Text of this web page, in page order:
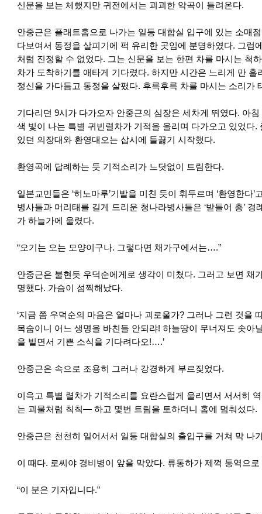
신문을 보는 체했지만 귀전에서는 괴괴한 악곡이 들려온다.
안중근은 플래트홈으로 나가는 일등 대합실 입구에 있는 소매
다보여서 동정을 살피기에 퍽 유리한 곳임에 분명하였다. 그럼
처럼 진정할 수 없었다. 그는 신문을 보는 한편 차를 마시는 척
차가 도착하기를 애타게 기다렸다. 하지만 시간은 느리게 만
정신을 가다듬고 동정을 살폈다. 후륵후륵 차를 마시는 소리가
기다리던 9시가 다가오자 안중근의 심장은 세차게 뛰였다. 아
색 빛이 나는 특별 귀빈렬차가 기적을 울리며 다가오고 있었다
있던 의장대와 환영대오는 삽시에 들끓기 시작했다.
환영곡에 답례하는 듯 기적소리가 느닷없이 트림한다.
일본교민들은 ‘히노마루’기발을 미친 듯이 휘두르며 ‘환영한다
병사들과 머리태를 길게 드리운 청나라병사들은 ‘받들어 총’
가 하늘가에 울렸다.
“오기는 오는 모양이구나. 그렇다면 채가구에서는….”
안중근은 불현듯 우덕순에게로 생각이 미쳤다. 그러고 보면 채
명했다. 가슴이 섬찍해났다.
‘지금 쯤 우덕순의 마음은 얼마나 괴로울가? 그러나 그런 것을
목숨이니 어느 생명을 바친들 안되랴! 하늘땅이 무너져도 솟아
을 빌면서 기쁜 소식을 기다려다오!….’
안중근은 속으로 조용히 그러나 강경하게 부르짖었다.
이윽고 특별 렬차가 기적소리를 요란스럽게 울리면서 서서히
는 괴물처럼 칙칙― 하고 몇번 트림을 토하더니 홈에 멈춰섰다.
안중근은 천천히 일어서서 일등 대합실의 출입구를 거쳐 막 나
이 때다. 로씨야 경비병이 앞을 막았다. 류동하가 제꺽 통역으
“이 분은 기자입니다.”